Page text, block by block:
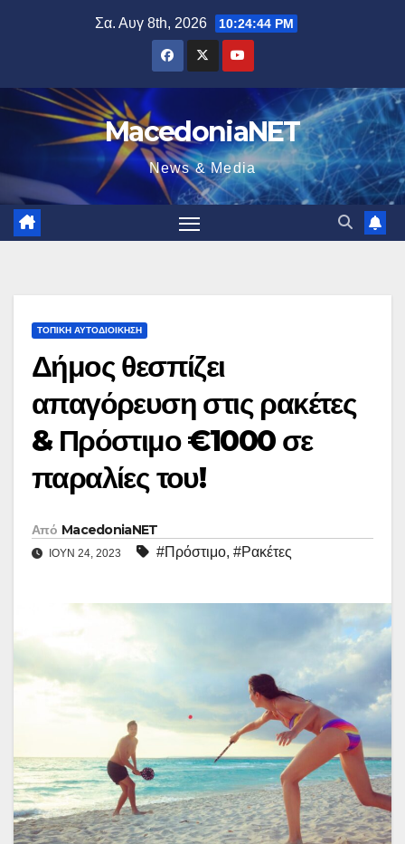
Σα. Αυγ 8th, 2026 10:24:45 PM
MacedoniaNET
News & Media
ΤΟΠΙΚΉ ΑΥΤΟΔΙΟΊΚΗΣΗ
Δήμος θεσπίζει
απαγόρευση στις ρακέτες
& Πρόστιμο €1000 σε
παραλίες του!
Από MacedoniaNET
ΙΟΎΝ 24, 2023 #Πρόστιμο, #Ρακέτες